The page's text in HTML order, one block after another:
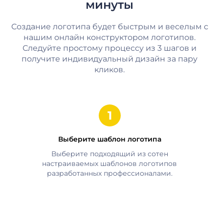
минуты
Создание логотипа будет быстрым и веселым с
нашим онлайн конструктором логотипов.
Следуйте простому процессу из 3 шагов и
получите индивидуальный дизайн за пару
кликов.
Выберите шаблон логотипа
Выберите подходящий из сотен
настраиваемых шаблонов логотипов
разработанных профессионалами.